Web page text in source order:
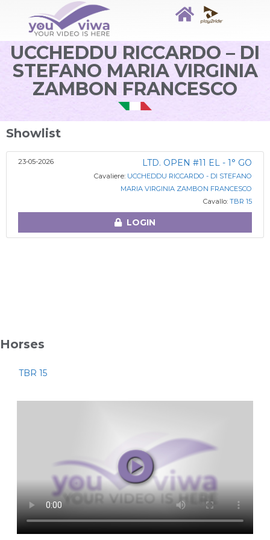
UCCHEDDU RICCARDO – DI
STEFANO MARIA VIRGINIA
ZAMBON FRANCESCO
Showlist
23-05-2026 LTD. OPEN #11 EL - 1° GO
Cavaliere: UCCHEDDU RICCARDO - DI STEFANO
MARIA VIRGINIA ZAMBON FRANCESCO
Cavallo: TBR 15
LOGIN
Horses
TBR 15